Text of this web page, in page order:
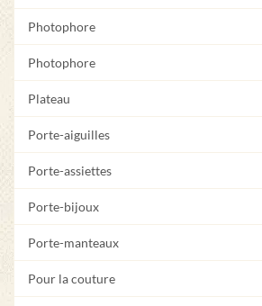
Photophore
Photophore
Plateau
Porte-aiguilles
Porte-assiettes
Porte-bijoux
Porte-manteaux
Pour la couture